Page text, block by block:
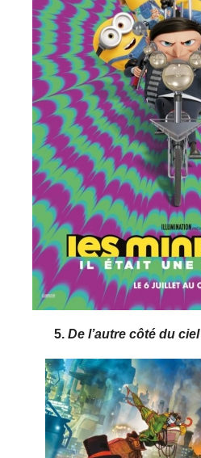
5. De l’autre côté du ciel